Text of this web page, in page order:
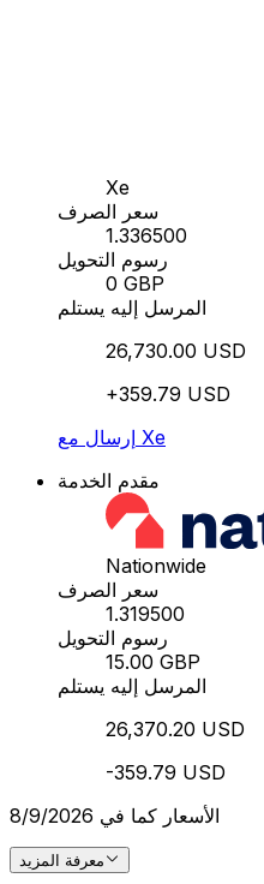
Xe
سعر الصرف
1.336500
رسوم التحويل
0 GBP
المرسل إليه يستلم
26,730.00 USD
+359.79 USD
إرسال مع Xe
مقدم الخدمة
Nationwide
سعر الصرف
1.319500
رسوم التحويل
15.00 GBP
المرسل إليه يستلم
26,370.20 USD
-359.79 USD
الأسعار كما في 8/9/2026
معرفة المزيد